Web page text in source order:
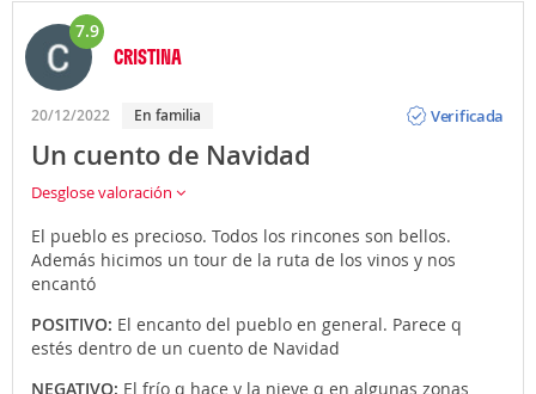
7.9
CRISTINA
20/12/2022 En familia
Verificada
Un cuento de Navidad
Desglose valoración
El pueblo es precioso. Todos los rincones son bellos.
Además hicimos un tour de la ruta de los vinos y nos
encantó
POSITIVO: El encanto del pueblo en general. Parece q
estés dentro de un cuento de Navidad
NEGATIVO: El frío q hace y la nieve q en algunas zonas